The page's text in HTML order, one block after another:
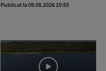
Publicat la 09.08.2026 10:55